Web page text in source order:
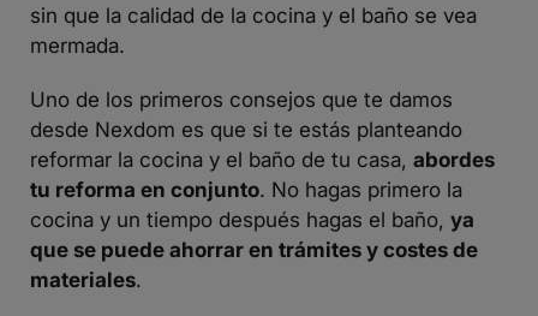
sin que la calidad de la cocina y el baño se vea
mermada.
Uno de los primeros consejos que te damos
desde Nexdom es que si te estás planteando
reformar la cocina y el baño de tu casa, abordes
tu reforma en conjunto. No hagas primero la
cocina y un tiempo después hagas el baño, ya
que se puede ahorrar en trámites y costes de
materiales.